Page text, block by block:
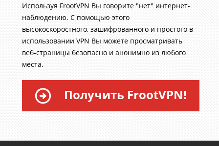
Используя FrootVPN Вы говорите "нет" интернет-
наблюдению. С помощью этого
высокоскоростного, зашифрованного и простого в
использовании VPN Вы можете просматривать
веб-страницы безопасно и анонимно из любого
места.
Получить FrootVPN!